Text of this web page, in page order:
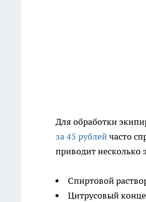
Для обработки
за 45 рублейчасто
приводит несколько
Спиртовой
Цитрусовый